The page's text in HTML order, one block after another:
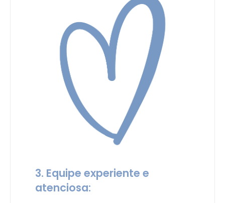
3. Equipe experiente e
atenciosa: